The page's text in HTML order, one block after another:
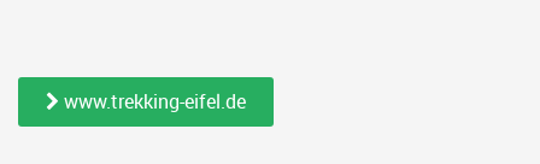
www.trekking-eifel.de